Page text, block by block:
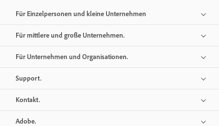
Für Einzelpersonen und kleine Unternehmen
Für mittlere und große Unternehmen.
Für Unternehmen und Organisationen.
Support.
Kontakt.
Adobe.